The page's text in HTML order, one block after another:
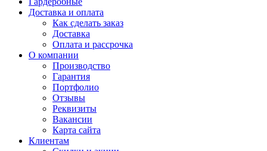
Доставка и оплата
Как сделать заказ
Доставка
Оплата и рассрочка
О компании
Производство
Гарантия
Портфолио
Отзывы
Реквизиты
Вакансии
Карта сайта
Клиентам